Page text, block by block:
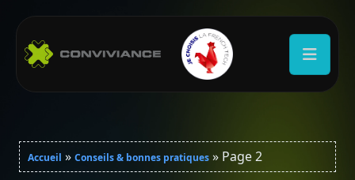
Accueil » Conseils & bonnes pratiques » Page 2